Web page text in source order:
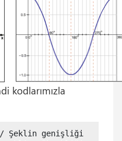
kodlarımızla
Şeklin genişliği